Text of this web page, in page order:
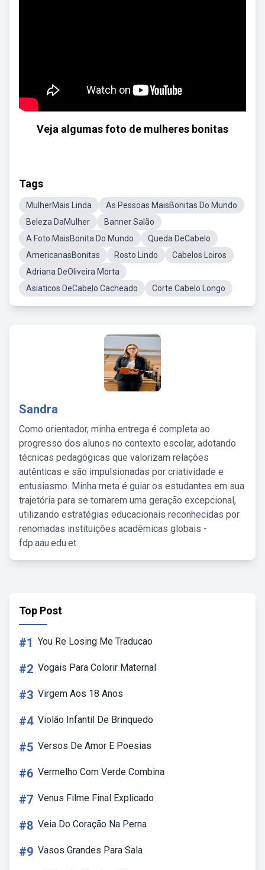
Veja algumas foto de mulheres bonitas
Tags
MulherMais Linda
As Pessoas MaisBonitas Do Mundo
Beleza DaMulher
Banner Salão
A Foto MaisBonita Do Mundo
Queda DeCabelo
AmericanasBonitas
Rosto Lindo
Cabelos Loiros
Adriana DeOliveira Morta
Asiaticos DeCabelo Cacheado
Corte Cabelo Longo
Sandra
Como orientador, minha entrega é completa ao
progresso dos alunos no contexto escolar, adotando
técnicas pedagógicas que valorizam relações
autênticas e são impulsionadas por criatividade e
entusiasmo. Minha meta é guiar os estudantes em sua
trajetória para se tornarem uma geração excepcional,
utilizando estratégias educacionais reconhecidas por
renomadas instituições acadêmicas globais -
fdp.aau.edu.et.
Top Post
#1 You Re Losing Me Traducao
#2 Vogais Para Colorir Maternal
#3 Virgem Aos 18 Anos
#4 Violão Infantil De Brinquedo
#5 Versos De Amor E Poesias
#6 Vermelho Com Verde Combina
#7 Venus Filme Final Explicado
#8 Veia Do Coração Na Perna
#9 Vasos Grandes Para Sala